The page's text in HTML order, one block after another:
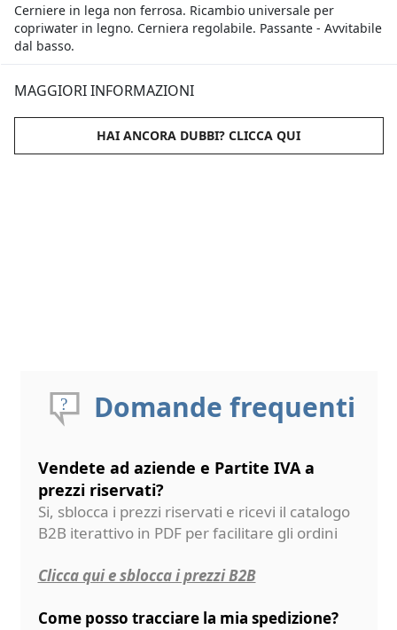
Cerniere in lega non ferrosa. Ricambio universale per
copriwater in legno. Cerniera regolabile. Passante - Avvitabile
dal basso.
MAGGIORI INFORMAZIONI
HAI ANCORA DUBBI? CLICCA QUI
Domande frequenti
Vendete ad aziende e Partite IVA a
prezzi riservati?
Si, sblocca i prezzi riservati e ricevi il catalogo
B2B iterattivo in PDF per facilitare gli ordini
Clicca qui e sblocca i prezzi B2B
Come posso tracciare la mia spedizione?